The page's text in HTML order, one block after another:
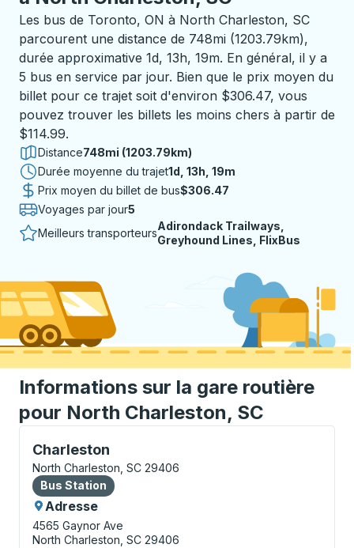
Les bus de Toronto, ON à North Charleston, SC
parcourent une distance de 748mi (1203.79km),
durée approximative 1d, 13h, 19m. En général, il y a
5 bus en service par jour. Bien que le prix moyen du
billet pour ce trajet soit d'environ $306.47, vous
pouvez trouver les billets les moins chers à partir de
$114.99.
Distance748mi (1203.79km)
Durée moyenne du trajet1 jour 13 heures 19 minutes
1d, 13h, 19m
Prix moyen du billet de bus$306.47
Voyages par jour5
Meilleurs transporteurs
Adirondack Trailways,
Greyhound Lines, FlixBus
Informations sur la gare routière
pour North Charleston, SC
Charleston
Bus Station, utilisez les touches fléchées ou la
North Charleston, SC 29406
Bus Station
Bus Station
Adresse
4565 Gaynor Ave
North Charleston, SC 29406